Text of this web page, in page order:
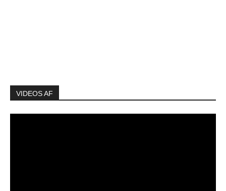
VIDEOS AF